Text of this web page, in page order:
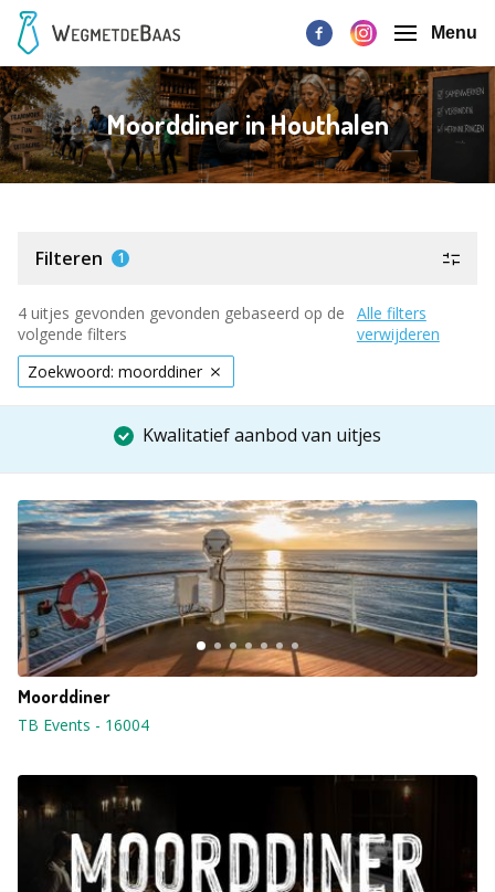
Menu
Moorddiner in Houthalen
Filteren 1
4 uitjes gevonden gevonden gebaseerd op de
volgende filters
Alle filters
verwijderen
Zoekwoord: moorddiner
Kwalitatief aanbod van uitjes
Moorddiner
TB Events - 16004